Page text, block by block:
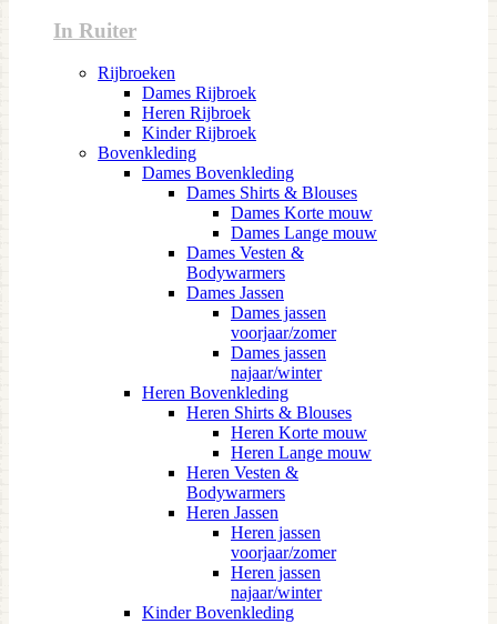
In Ruiter
Rijbroeken
Dames Rijbroek
Heren Rijbroek
Kinder Rijbroek
Bovenkleding
Dames Bovenkleding
Dames Shirts & Blouses
Dames Korte mouw
Dames Lange mouw
Dames Vesten &
Bodywarmers
Dames Jassen
Dames jassen
voorjaar/zomer
Dames jassen
najaar/winter
Heren Bovenkleding
Heren Shirts & Blouses
Heren Korte mouw
Heren Lange mouw
Heren Vesten &
Bodywarmers
Heren Jassen
Heren jassen
voorjaar/zomer
Heren jassen
najaar/winter
Kinder Bovenkleding